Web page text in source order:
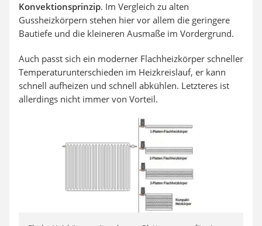
Konvektionsprinzip. Im Vergleich zu alten
Gussheizkörpern stehen hier vor allem die geringere
Bautiefe und die kleineren Ausmaße im Vordergrund.
Auch passt sich ein moderner Flachheizkörper schneller
Temperaturunterschieden im Heizkreislauf, er kann
schnell aufheizen und schnell abkühlen. Letzteres ist
allerdings nicht immer von Vorteil.